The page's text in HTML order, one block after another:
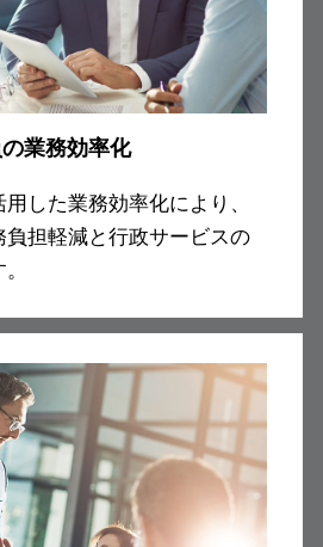
業務効率化
した業務効率化により、
担軽減と行政サービスの